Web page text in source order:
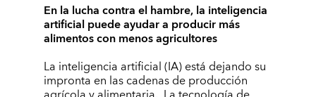
En la lucha contra el hambre, la inteligencia
artificial puede ayudar a producir más
alimentos con menos agricultores
La inteligencia artificial (IA) está dejando su
impronta en las cadenas de producción